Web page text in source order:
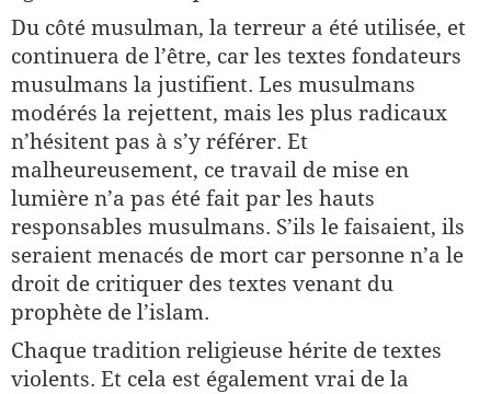
Du côté musulman, la terreur a été utilisée, et
continuera de l’être, car les textes fondateurs
musulmans la justifient. Les musulmans
modérés la rejettent, mais les plus radicaux
n’hésitent pas à s’y référer. Et
malheureusement, ce travail de mise en
lumière n’a pas été fait par les hauts
responsables musulmans. S’ils le faisaient, ils
seraient menacés de mort car personne n’a le
droit de critiquer des textes venant du
prophète de l’islam.
Chaque tradition religieuse hérite de textes
violents. Et cela est également vrai de la